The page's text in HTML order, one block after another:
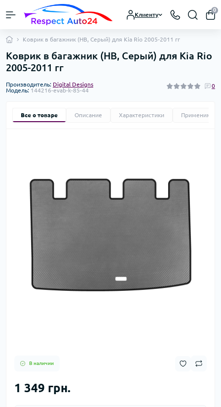
Клиенту
0
Коврик в багажник (HB, Серый) для Kia Rio 2005-2011 гг
Коврик в багажник (HB, Серый) для Kia Rio
2005-2011 гг
Производитель: Digital Designs
Модель: 144216-evab-k-85-44
0
Все о товаре Описание Характеристики
В наличии
1 349 грн.